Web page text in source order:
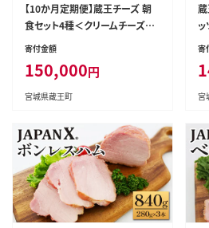
【10か月定期便】蔵王チーズ 朝
食セット4種＜クリームチーズ
（プレーン）、バター、シュレッドチ
小分け 乳製品 蔵王 人気 【0430
1-0776】
寄付金額
150,000円
宮城県蔵王町
蔵
2】
寄
宮